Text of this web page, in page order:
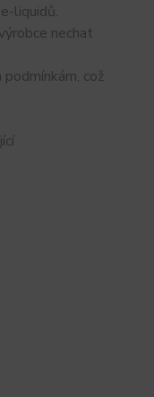
liquidů.
nechat
což